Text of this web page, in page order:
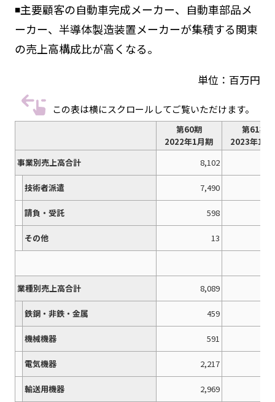
◾️主要顧客の自動車完成メーカー、自動車部品メ
ーカー、半導体製造装置メーカーが集積する関東
の売上高構成比が高くなる。
単位：百万円
この表は横にスクロールしてご覧いただけます。
第60期
2022年1月期
第61期
2023年1月
事業別売上高合計
8,102
技術者派遣 7,490
請負・受託 598
その他 13
業種別売上高合計 8,089
鉄鋼・非鉄・金属 459
機械機器 591
電気機器 2,217
輸送用機器 2,969